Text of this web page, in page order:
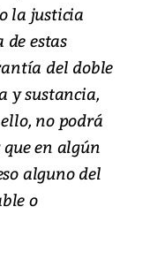
la justicia
de estas
del doble
y sustancia,
no podrá
en algún
alguno del
o